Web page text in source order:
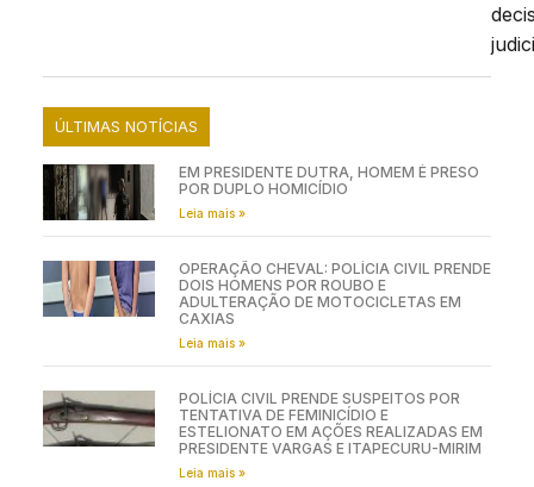
ÚLTIMAS NOTÍCIAS
EM PRESIDENTE DUTRA, HOMEM É PRESO
POR DUPLO HOMICÍDIO
Leia mais »
OPERAÇÃO CHEVAL: POLÍCIA CIVIL PRENDE
DOIS HOMENS POR ROUBO E
ADULTERAÇÃO DE MOTOCICLETAS EM
CAXIAS
Leia mais »
POLÍCIA CIVIL PRENDE SUSPEITOS POR
TENTATIVA DE FEMINICÍDIO E
ESTELIONATO EM AÇÕES REALIZADAS EM
PRESIDENTE VARGAS E ITAPECURU-MIRIM
Leia mais »